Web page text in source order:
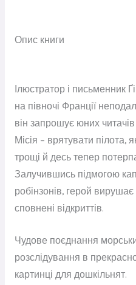
Опис книги
Ілюстратор і письменник
на півночі Франції
він запрошує юних
Місія – врятувати пілота,
трощі й десь тепер
Залучившись підмогою
робінзонів, герой
сповнені відкриттів.
Чудове поєднання
розслідування в
картинці для дошкільнят.